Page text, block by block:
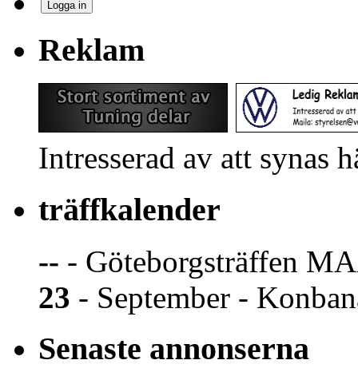
Reklam
Intresserad av att synas
träffkalender
-- - Göteborgsträffen
23 - September -
Senaste annonserna